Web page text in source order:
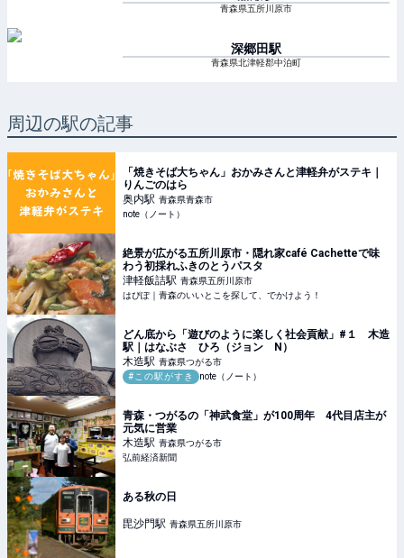
青森県五所川原市
深郷田駅
青森県北津軽郡中泊町
周辺の駅の記事
「焼きそば大ちゃん」おかみさんと津軽弁がステキ｜
りんごのはら
奥内駅 青森県青森市
note（ノート）
絶景が広がる五所川原市・隠れ家café Cachetteで味
わう初採れふきのとうパスタ
津軽飯詰駅 青森県五所川原市
はぴぽ｜青森のいいとこを探して、でかけよう！
どん底から「遊びのように楽しく社会貢献」#１ 木造
駅｜はなぶさ ひろ（ジョン N）
木造駅 青森県つがる市
#この駅がすき
note（ノート）
青森・つがるの「神武食堂」が100周年 4代目店主が
元気に営業
木造駅 青森県つがる市
弘前経済新聞
ある秋の日
毘沙門駅 青森県五所川原市